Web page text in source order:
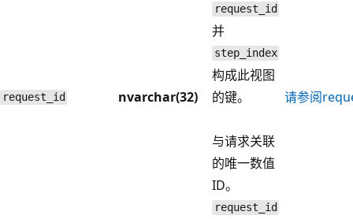
request_id nvarchar(32)
request_id
并
step_index
构成此视图
的键。
与请求关联
的唯一数值
ID。
请参阅
request_id